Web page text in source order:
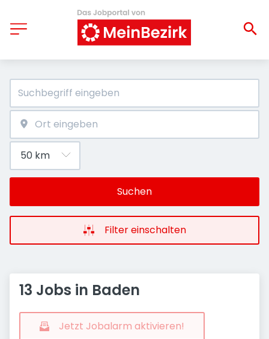
Suchen
Filter einschalten
13 Jobs in Baden
Jetzt Jobalarm aktivieren!